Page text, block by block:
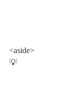
<aside>
💡